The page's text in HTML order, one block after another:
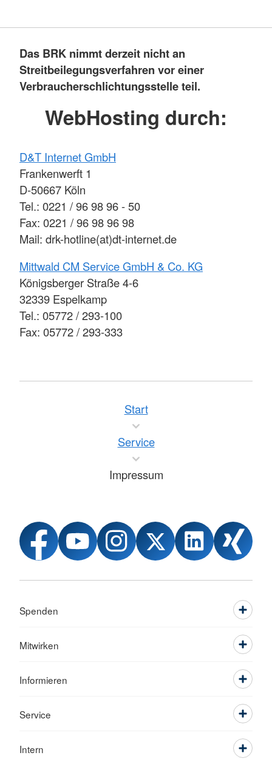
Das BRK nimmt derzeit nicht an
Streitbeilegungsverfahren vor einer
Verbraucherschlichtungsstelle teil.
WebHosting durch:
D&T Internet GmbH
Frankenwerft 1
D-50667 Köln
Tel.: 0221 / 96 98 96 - 50
Fax: 0221 / 96 98 96 98
Mail: drk-hotline(at)dt-internet.de
Mittwald CM Service GmbH & Co. KG
Königsberger Straße 4-6
32339 Espelkamp
Tel.: 05772 / 293-100
Fax: 05772 / 293-333
Start
Service
Impressum
Spenden
Mitwirken
Informieren
Service
Intern